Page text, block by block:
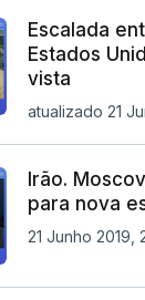
Escalada
Estados
vista
atualizado 21
Irão.
para nova
21 Junho 2019,